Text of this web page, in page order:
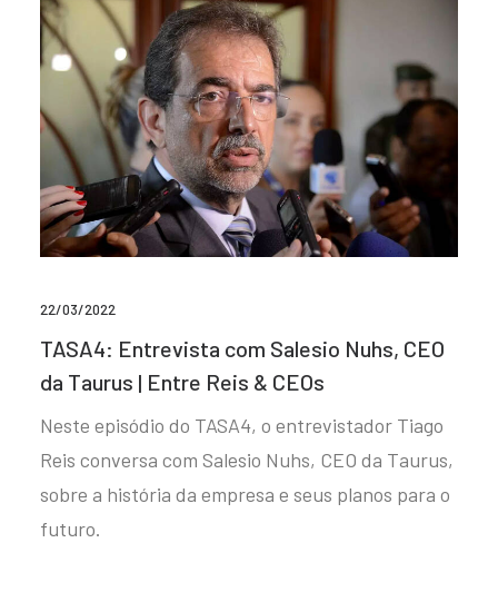
22/03/2022
TASA4: Entrevista com Salesio Nuhs, CEO
da Taurus | Entre Reis & CEOs
Neste episódio do TASA4, o entrevistador Tiago
Reis conversa com Salesio Nuhs, CEO da Taurus,
sobre a história da empresa e seus planos para o
futuro.